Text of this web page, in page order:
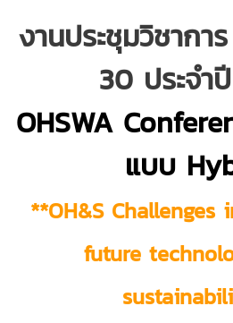
งานประชุมวิชากา
30 ประจำ
OHSWA
แบบ
**OH&S
future